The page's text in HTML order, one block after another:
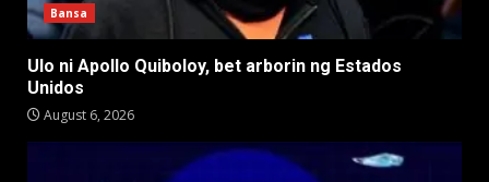
Bansa
Ulo ni Apollo Quiboloy, bet arborin ng Estados
Unidos
August 6, 2026